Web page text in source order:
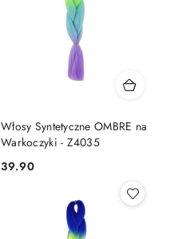
Włosy Syntetyczne OMBRE na
Warkoczyki - Z4035
Cena:
39.90